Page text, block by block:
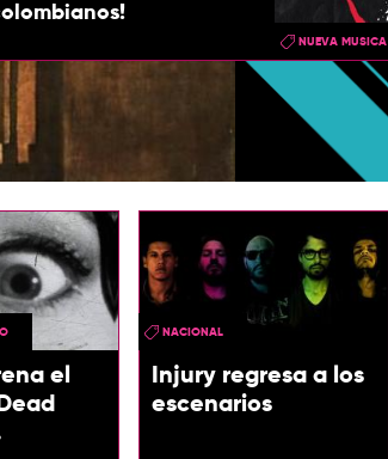
NUEVA MUSICA
el
Injury regresa a los
escenarios
NACIONAL